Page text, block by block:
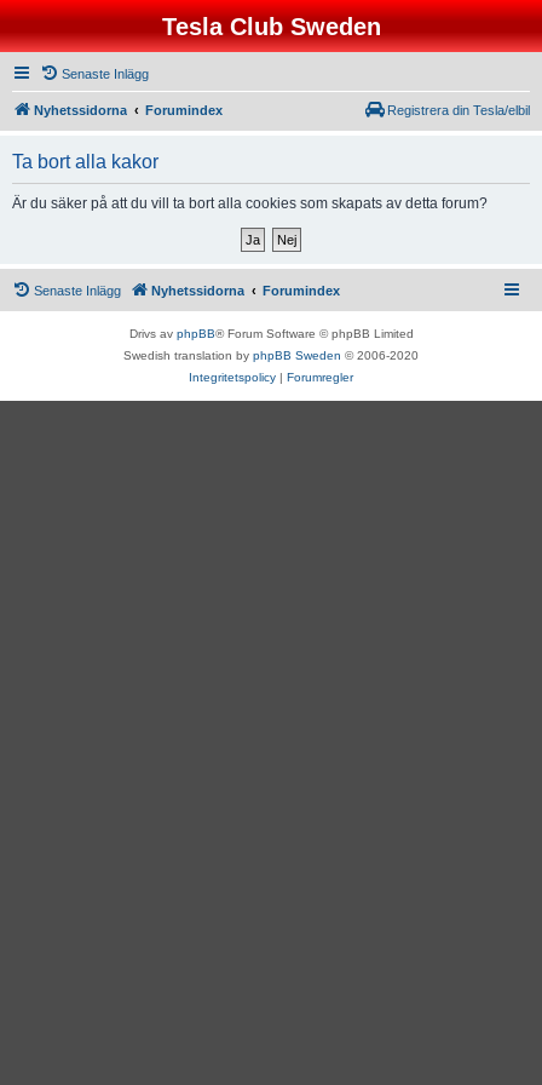
Tesla Club Sweden
Senaste Inlägg
Nyhetssidorna Forumindex Registrera din Tesla/elbil
Ta bort alla kakor
Är du säker på att du vill ta bort alla cookies som skapats av detta forum?
Senaste Inlägg Nyhetssidorna Forumindex
Drivs av phpBB® Forum Software © phpBB Limited
Swedish translation by phpBB Sweden © 2006-2020
Integritetspolicy | Forumregler